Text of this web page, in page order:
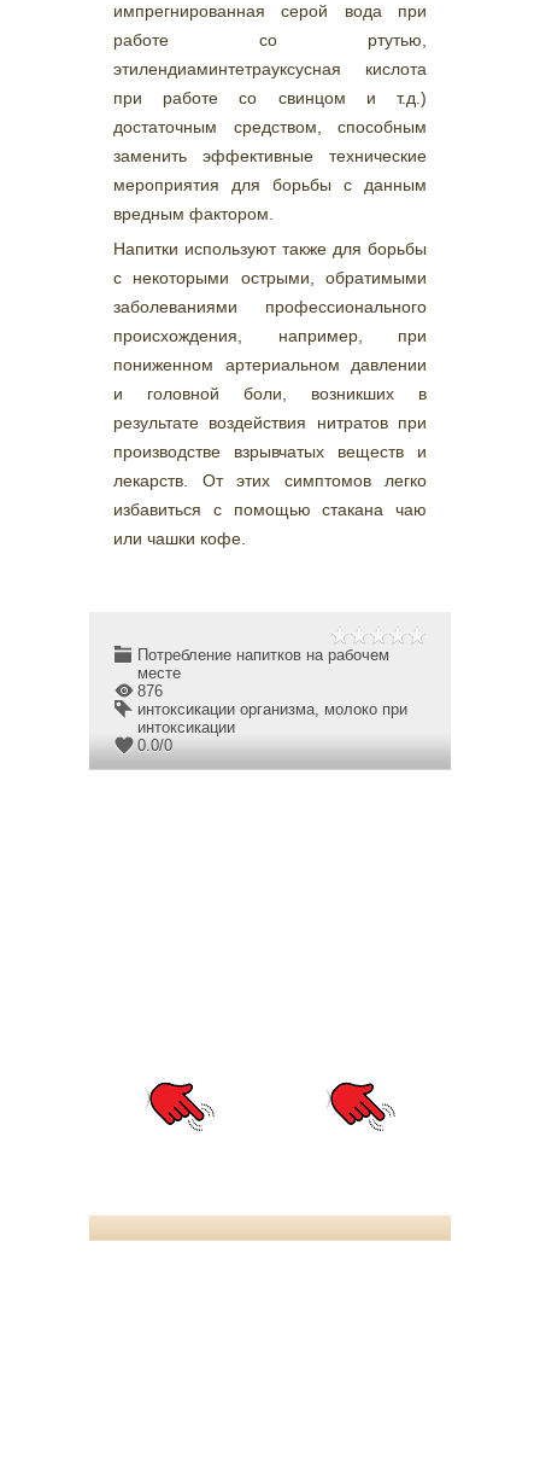
импрегнированная серой вода при
работе со ртутью,
этилендиаминтетрауксусная кислота
при работе со свинцом и т.д.)
достаточным средством, способным
заменить эффективные технические
мероприятия для борьбы с данным
вредным фактором.
Напитки используют также для борьбы
с некоторыми острыми, обратимыми
заболеваниями профессионального
происхождения, например, при
пониженном артериальном давлении
и головной боли, возникших в
результате воздействия нитратов при
производстве взрывчатых веществ и
лекарств. От этих симптомов легко
избавиться с помощью стакана чаю
или чашки кофе.
Потребление напитков на рабочем
месте
876
интоксикации организма, молоко при
интоксикации
0.0/0